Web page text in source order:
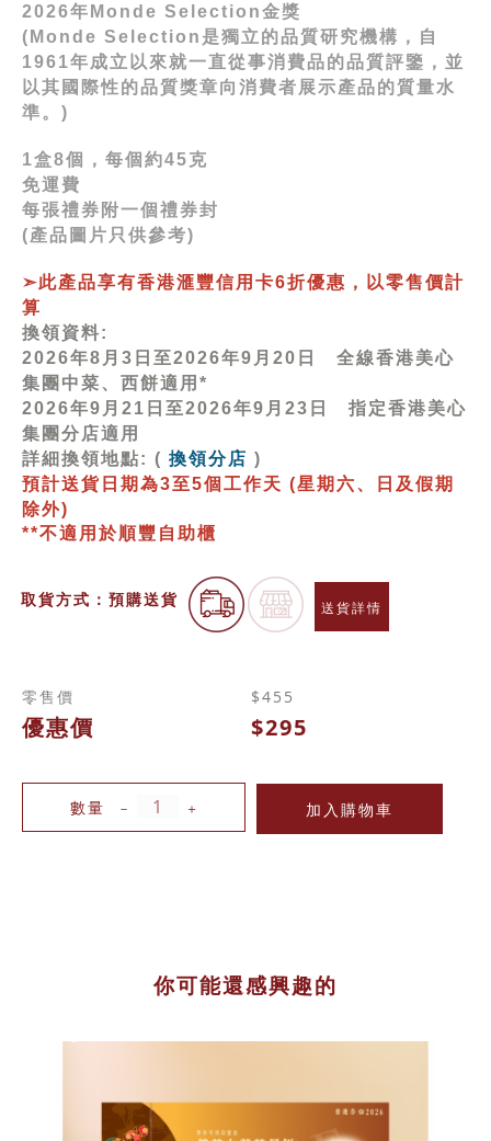
2026年Monde Selection金獎
(Monde Selection是獨立的品質研究機構，自
1961年成立以來就一直從事消費品的品質評鑒，並
以其國際性的品質獎章向消費者展示產品的質量水
準。)
1盒8個，每個約45克
免運費
每張禮券附一個禮券封
(產品圖片只供參考)
➣此產品享有香港滙豐信用卡6折優惠，以零售價計
算
換領資料:
2026年8月3日至2026年9月20日 全線香港美心
集團中菜、西餅適用*
2026年9月21日至2026年9月23日 指定香港美心
集團分店適用
詳細換領地點: ( 換領分店 )
預計送貨日期為3至5個工作天 (星期六、日及假期
除外)
**不適用於順豐自助櫃
取貨方式：預購送貨 送貨詳情
零售價 $455
優惠價 $295
數量 － ＋
你可能還感興趣的